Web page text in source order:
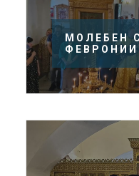
МОЛЕБЕН